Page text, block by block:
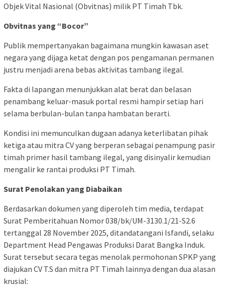
Objek Vital Nasional (Obvitnas) milik PT Timah Tbk.
Obvitnas yang “Bocor”
Publik mempertanyakan bagaimana mungkin kawasan aset
negara yang dijaga ketat dengan pos pengamanan permanen
justru menjadi arena bebas aktivitas tambang ilegal.
Fakta di lapangan menunjukkan alat berat dan belasan
penambang keluar-masuk portal resmi hampir setiap hari
selama berbulan-bulan tanpa hambatan berarti.
Kondisi ini memunculkan dugaan adanya keterlibatan pihak
ketiga atau mitra CV yang berperan sebagai penampung pasir
timah primer hasil tambang ilegal, yang disinyalir kemudian
mengalir ke rantai produksi PT Timah.
Surat Penolakan yang Diabaikan
Berdasarkan dokumen yang diperoleh tim media, terdapat
Surat Pemberitahuan Nomor 038/bk/UM-3130.1/21-S2.6
tertanggal 28 November 2025, ditandatangani Isfandi, selaku
Department Head Pengawas Produksi Darat Bangka Induk.
Surat tersebut secara tegas menolak permohonan SPKP yang
diajukan CV T.S dan mitra PT Timah lainnya dengan dua alasan
krusial: